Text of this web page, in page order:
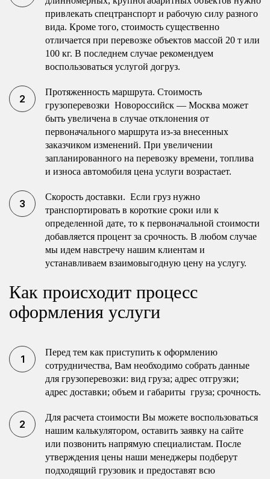
привлекать спецтранспорт и рабочую силу разного
вида. Кроме того, стоимость существенно
отличается при перевозке объектов массой 20 т или
100 кг. В последнем случае рекомендуем
воспользоваться услугой догруз.
Протяженность маршрута. Стоимость
грузоперевозки Новороссийск — Москва может
быть увеличена в случае отклонения от
первоначального маршрута из-за внесенных
заказчиком изменений. При увеличении
запланированного на перевозку времени, топлива
и износа автомобиля цена услуги возрастает.
Скорость доставки. Если груз нужно
транспортировать в короткие сроки или к
определенной дате, то к первоначальной стоимости
добавляется процент за срочность. В любом случае
мы идем навстречу нашим клиентам и
устанавливаем взаимовыгодную цену на услугу.
Как происходит процесс
оформления услуги
Перед тем как приступить к оформлению
сотрудничества, Вам необходимо собрать данные
для грузоперевозки: вид груза; адрес отгрузки;
адрес доставки; объем и габариты груза; срочность.
Для расчета стоимости Вы можете воспользоваться
нашим калькулятором, оставить заявку на сайте
или позвонить напрямую специалистам. После
утверждения цены наши менеджеры подберут
подходящий грузовик и предоставят всю